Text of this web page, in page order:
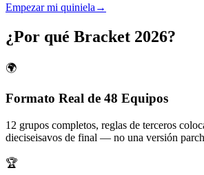
Empezar mi quiniela →
¿Por qué Bracket 2026?
🌍
Formato Real de 48 Equipos
12 grupos completos, reglas de terceros
dieciseisavos de final — no una versión
🏆